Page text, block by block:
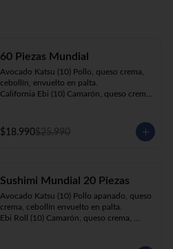
60 Piezas Mundial
Avocado Katsu (10) Pollo, queso crema,
cebollín, envuelto en palta.
California Ebi (10) Camarón, queso crema,
crema, cebollín, envuelto en sésamo.
Katsu Roll (10) Pollo apanado, queso
Kani Maki (10) Kanikama, palta, envuelto
en nori.
+ Bebida 1.5lt.
$18.990$25.990
Sushimi Mundial 20 Piezas
Avocado Katsu (10) Pollo apanado, queso
crema, cebollín envuelto en palta.
Ebi Roll (10) Camarón, queso crema,